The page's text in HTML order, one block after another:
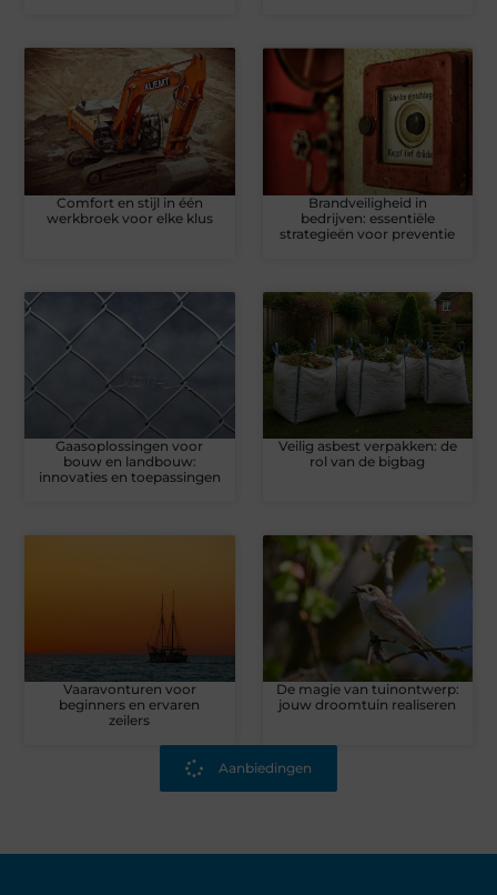
Comfort en stijl in één
werkbroek voor elke klus
Brandveiligheid in
bedrijven: essentiële
strategieën voor preventie
Gaasoplossingen voor
bouw en landbouw:
innovaties en toepassingen
Veilig asbest verpakken: de
rol van de bigbag
Vaaravonturen voor
beginners en ervaren
zeilers
De magie van tuinontwerp:
jouw droomtuin realiseren
Aanbiedingen